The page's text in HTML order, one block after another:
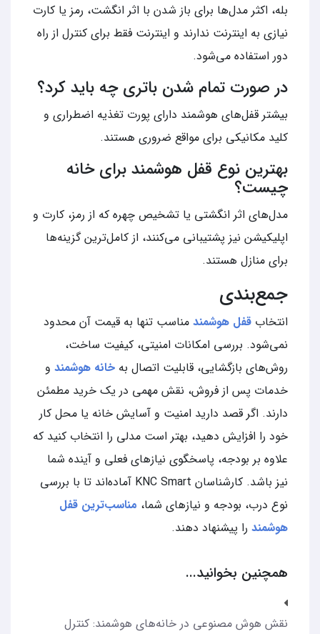
بله، اکثر مدل‌ها برای باز شدن با اثر انگشت، رمز یا کارت
نیازی به اینترنت ندارند و اینترنت فقط برای کنترل از راه
دور استفاده می‌شود.
در صورت تمام شدن باتری چه باید کرد؟
بیشتر قفل‌های هوشمند دارای پورت تغذیه اضطراری و
کلید مکانیکی برای مواقع ضروری هستند.
بهترین نوع قفل هوشمند برای خانه
چیست؟
مدل‌های اثر انگشتی یا تشخیص چهره که از رمز، کارت و
اپلیکیشن نیز پشتیبانی می‌کنند، از کامل‌ترین گزینه‌ها
برای منازل هستند.
جمع‌بندی
انتخاب قفل هوشمند مناسب تنها به قیمت آن محدود
نمی‌شود. بررسی امکانات امنیتی، کیفیت ساخت،
روش‌های بازگشایی، قابلیت اتصال به خانه هوشمند و
خدمات پس از فروش، نقش مهمی در یک خرید مطمئن
دارند. اگر قصد دارید امنیت و آسایش خانه یا محل کار
خود را افزایش دهید، بهتر است مدلی را انتخاب کنید که
علاوه بر بودجه، پاسخگوی نیازهای فعلی و آینده شما
نیز باشد. کارشناسان KNC Smart آماده‌اند تا با بررسی
نوع درب، بودجه و نیازهای شما، مناسب‌ترین قفل
هوشمند را پیشنهاد دهند.
همچنین بخوانید...
نقش هوش مصنوعی در خانه‌های هوشمند: کنترل